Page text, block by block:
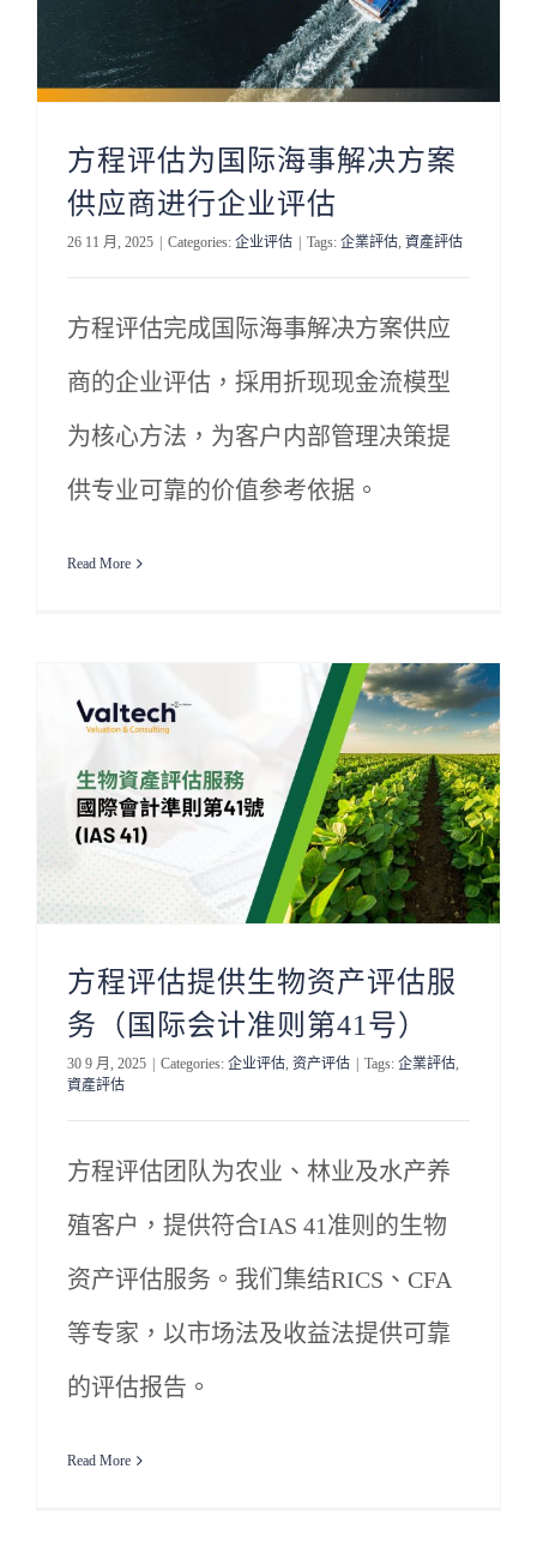
方程评估为国际海事解决方案
供应商进行企业评估
26 11 月, 2025 Categories: 企业评估 Tags: 企業評估, 資產評估
方程评估完成国际海事解决方案供应
商的企业评估，採用折现现金流模型
为核心方法，为客户内部管理决策提
供专业可靠的价值参考依据。
Read More
方程评估提供生物资产评估服
务（国际会计准则第41号）
30 9 月, 2025 Categories: 企业评估, 资产评估 Tags: 企業評估,
資產評估
方程评估团队为农业、林业及水产养
殖客户，提供符合IAS 41准则的生物
资产评估服务。我们集结RICS、CFA
等专家，以市场法及收益法提供可靠
的评估报告。
Read More